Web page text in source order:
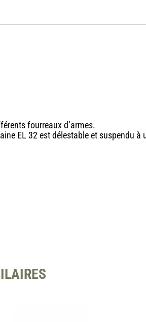
fourreaux d’armes.
EL 32 est délestable et suspendu à